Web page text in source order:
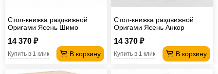
Стол-книжка раздвижной
Оригами Ясень Шимо
14 370 ₽
В корзину
Купить в 1 клик
Стол-книжка раздвижной
Оригами Ясень Анкор
14 370 ₽
В корзину
Купить в 1 клик